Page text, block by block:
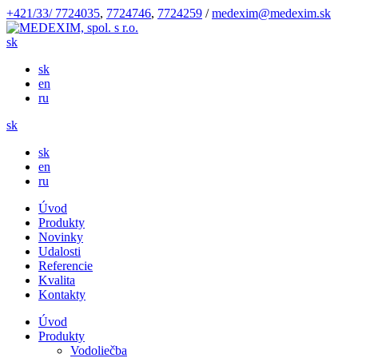
+421/33/ 7724035, 7724746, 7724259 /medexim@medexim.sk
sk
sk
en
ru
sk
sk
en
ru
Úvod
Produkty
Novinky
Udalosti
Referencie
Kvalita
Kontakty
Úvod
Produkty
Vodoliečba